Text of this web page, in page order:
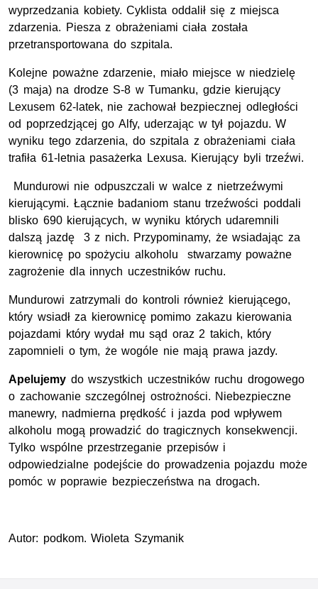
wyprzedzania kobiety. Cyklista oddalił się z miejsca
zdarzenia. Piesza z obrażeniami ciała została
przetransportowana do szpitala.
Kolejne poważne zdarzenie, miało miejsce w niedzielę
(3 maja) na drodze S-8 w Tumanku, gdzie kierujący
Lexusem 62-latek, nie zachował bezpiecznej odległości
od poprzedzjącej go Alfy, uderzając w tył pojazdu. W
wyniku tego zdarzenia, do szpitala z obrażeniami ciała
trafiła 61-letnia pasażerka Lexusa. Kierujący byli trzeźwi.
Mundurowi nie odpuszczali w walce z nietrzeźwymi
kierującymi. Łącznie badaniom stanu trzeźwości poddali
blisko 690 kierujących, w wyniku których udaremnili
dalszą jazdę 3 z nich. Przypominamy, że wsiadając za
kierownicę po spożyciu alkoholu stwarzamy poważne
zagrożenie dla innych uczestników ruchu.
Mundurowi zatrzymali do kontroli również kierującego,
który wsiadł za kierownicę pomimo zakazu kierowania
pojazdami który wydał mu sąd oraz 2 takich, który
zapomnieli o tym, że wogóle nie mają prawa jazdy.
Apelujemy do wszystkich uczestników ruchu drogowego
o zachowanie szczególnej ostrożności. Niebezpieczne
manewry, nadmierna prędkość i jazda pod wpływem
alkoholu mogą prowadzić do tragicznych konsekwencji.
Tylko wspólne przestrzeganie przepisów i
odpowiedzialne podejście do prowadzenia pojazdu może
pomóc w poprawie bezpieczeństwa na drogach.
Autor: podkom. Wioleta Szymanik